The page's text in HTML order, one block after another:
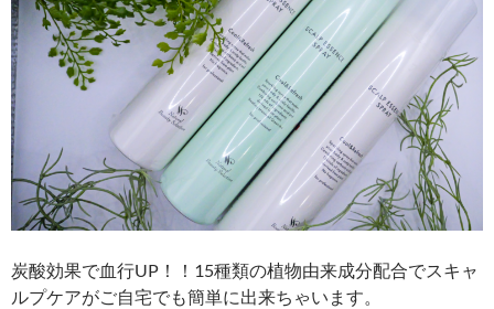
炭酸効果で血行UP！！15種類の植物由来成分配合でスキャ
ルプケアがご自宅でも簡単に出来ちゃいます。